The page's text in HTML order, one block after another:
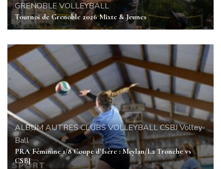
GRENOBLE VOLLEYBALL
Tournoi de Grenoble 2026 Mixte & Jeunes
ALBUMAUTRES CLUBS VOLLEYBALLCSBJ Volley-
Ball
PRA Féminine 1/8 Coupe d’Isère : Meylan/La Tronche vs
CSBJ